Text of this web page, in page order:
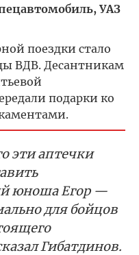
УАЗ
поездки стало
ВДВ. Десантникам
подарки ко
эти аптечки
юноша Егор —
для бойцов
Гибатдинов.